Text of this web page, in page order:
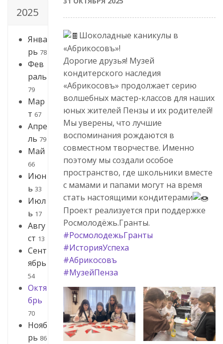
2025
Янва
рь 78
Фев
раль
79
Мар
т 67
Апре
ль 79
Май
66
Июн
ь 33
Июл
ь 17
Авгу
ст 13
Сент
ябрь
54
Октя
брь
70
Нояб
рь 86
Шоколадные каникулы в
«Абрикосовъ»!
Дорогие друзья! Музей
кондитерского наследия
«Абрикосовъ» продолжает серию
волшебных мастер-классов для наших
юных жителей Пензы и их родителей!
Мы уверены, что лучшие
воспоминания рождаются в
совместном творчестве. Именно
поэтому мы создали особое
пространство, где школьники вместе
с мамами и папами могут на время
стать настоящими кондитерами
Проект реализуется при поддержке
Росмолодёжь.Гранты.
#РосмолодежьГранты
#ИсторияУспеха
#Абрикосовъ
#МузейПенза